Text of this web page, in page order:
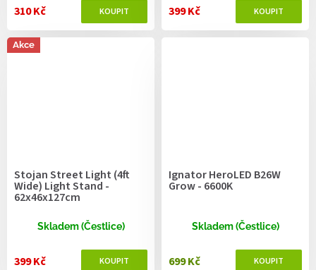
310 Kč 399 Kč
Akce
Stojan Street Light (4ft
Wide) Light Stand -
62x46x127cm
Skladem (Čestlice)
399 Kč
Ignator HeroLED B26W
Grow - 6600K
Skladem (Čestlice)
699 Kč